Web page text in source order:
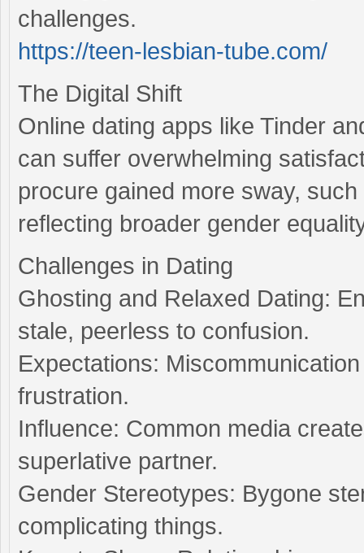
challenges.
https://teen-lesbian-tube.com/
The Digital Shift
Online dating apps like Tinder
can suffer overwhelming
procure gained more sway,
reflecting broader gender
Challenges in Dating
Ghosting and Relaxed Dating:
stale, peerless to confusion.
Expectations:
frustration.
Influence: Common media
superlative partner.
Gender Stereotypes: Bygone
complicating things.